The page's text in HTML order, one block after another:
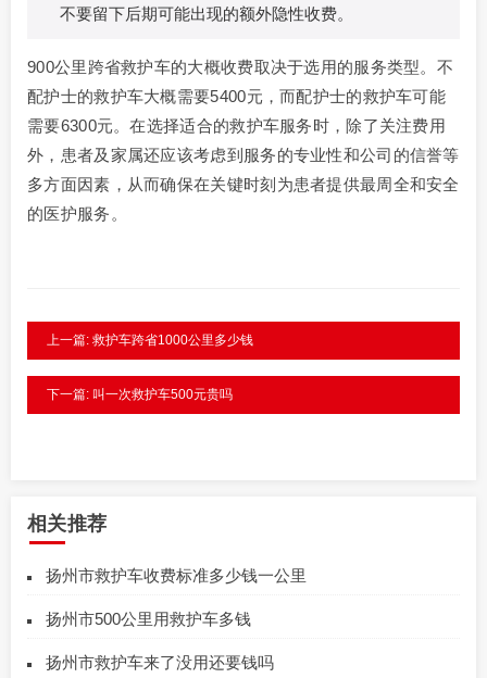
不要留下后期可能出现的额外隐性收费。
900公里跨省救护车的大概收费取决于选用的服务类型。不
配护士的救护车大概需要5400元，而配护士的救护车可能
需要6300元。在选择适合的救护车服务时，除了关注费用
外，患者及家属还应该考虑到服务的专业性和公司的信誉等
多方面因素，从而确保在关键时刻为患者提供最周全和安全
的医护服务。
上一篇: 救护车跨省1000公里多少钱
下一篇: 叫一次救护车500元贵吗
相关推荐
扬州市救护车收费标准多少钱一公里
扬州市500公里用救护车多钱
扬州市救护车来了没用还要钱吗